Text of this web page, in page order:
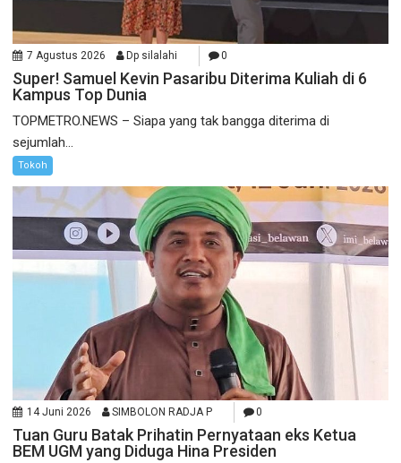
7 Agustus 2026 Dp silalahi 0
Super! Samuel Kevin Pasaribu Diterima Kuliah di 6
Kampus Top Dunia
TOPMETRO.NEWS – Siapa yang tak bangga diterima di
sejumlah...
Tokoh
14 Juni 2026 SIMBOLON RADJA P 0
Tuan Guru Batak Prihatin Pernyataan eks Ketua
BEM UGM yang Diduga Hina Presiden